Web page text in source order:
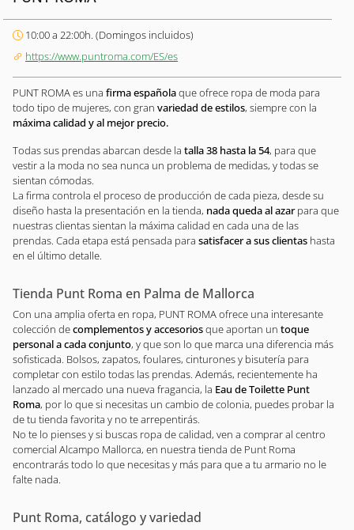
10:00 a 22:00h. (Domingos incluidos)
https://www.puntroma.com/ES/es
PUNT ROMA es una firma españolaque ofrece ropa de moda para
todo tipo de mujeres, con gran variedad de estilos, siempre con la
máxima calidad y al mejor precio.
Todas sus prendas abarcan desde la talla 38 hasta la 54, para que
vestir a la moda no sea nunca un problema de medidas, y todas se
sientan cómodas.
La firma controla el proceso de producción de cada pieza, desde su
diseño hasta la presentación en la tienda, nada queda al azarpara que
nuestras clientas sientan la máxima calidad en cada una de las
prendas. Cada etapa está pensada para satisfacer a sus clientas hasta
en el último detalle.
Tienda Punt Roma en Palma de Mallorca
Con una amplia oferta en ropa, PUNT ROMA ofrece una interesante
colección decomplementos y accesoriosque aportan un toque
personal a cada conjunto, y que son lo que marca una diferencia más
sofisticada. Bolsos, zapatos, foulares, cinturones y bisutería para
completar con estilo todas las prendas. Además, recientemente ha
lanzado al mercado una nueva fragancia, la Eau de Toilette Punt
Roma, por lo que si necesitas un cambio de colonia, puedes probar la
de tu tienda favorita y no te arrepentirás.
No te lo pienses y si buscas ropa de calidad, ven a comprar al centro
comercial Alcampo Mallorca, en nuestra tienda de Punt Roma
encontrarás todo lo que necesitas y más para que a tu armario no le
falte nada.
Punt Roma, catálogo y variedad